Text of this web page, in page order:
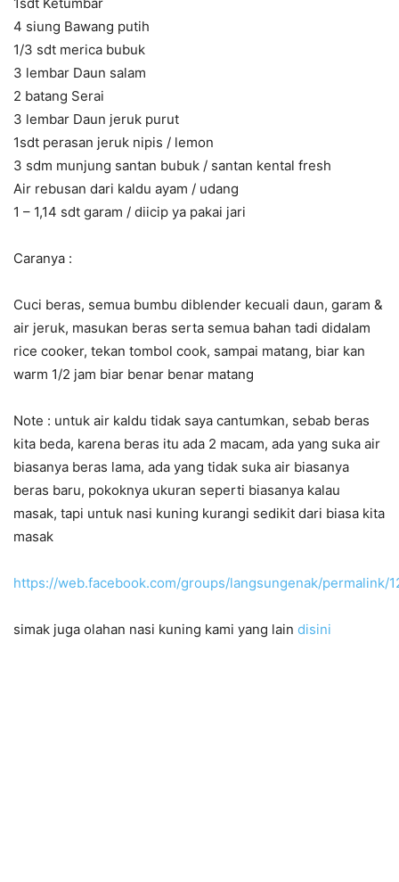
4 siung Bawang putih
1/3 sdt merica bubuk
3 lembar Daun salam
2 batang Serai
3 lembar Daun jeruk purut
1sdt perasan jeruk nipis / lemon
3 sdm munjung santan bubuk / santan kental fresh
Air rebusan dari kaldu ayam / udang
1 – 1,14 sdt garam / diicip ya pakai jari
Caranya :
Cuci beras, semua bumbu diblender kecuali daun, garam &
air jeruk, masukan beras serta semua bahan tadi didalam
rice cooker, tekan tombol cook, sampai matang, biar kan
warm 1/2 jam biar benar benar matang
Note : untuk air kaldu tidak saya cantumkan, sebab beras
kita beda, karena beras itu ada 2 macam, ada yang suka air
biasanya beras lama, ada yang tidak suka air biasanya
beras baru, pokoknya ukuran seperti biasanya kalau
masak, tapi untuk nasi kuning kurangi sedikit dari biasa kita
masak
https://web.facebook.com/groups/langsungenak/permalink/
simak juga olahan nasi kuning kami yang lain disini